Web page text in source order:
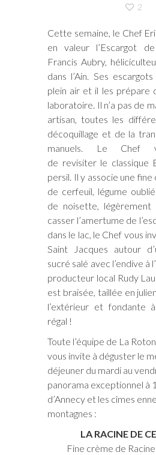
2
Cette semaine, le Chef
en valeur l’Escargot
Francis Aubry,
dans l’Ain. Ses
plein air et il les prépare
laboratoire. Il n’a pas de
artisan, toutes les
décoquillage et de la
manuels. Le Chef
de revisiter le classique
persil. Il y associe une
de cerfeuil, légume
de noisette,
casser l’amertume de
dans le lac, le Chef vous
Saint Jacques autour
sucré salé avec l’endive à
producteur local Rudy
est braisée, taillée en
l’extérieur et fondante
régal !
Toute l’équipe de La
vous invite à déguster le
déjeuner du mardi au
panorama exceptionnel à
d’Annecy et les cîmes
montagnes :
LA RACINE DE
Fine crème de